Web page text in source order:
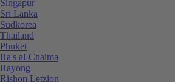
Singapur
Sri Lanka
Südkorea
Thailand
Phuket
Ra's al-Chaima
Rayong
Rishon Letzion